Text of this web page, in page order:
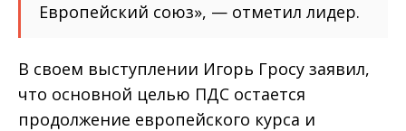
Европейский союз», — отметил лидер.
В своем выступлении Игорь Гросу заявил,
что основной целью ПДС остается
продолжение европейского курса и